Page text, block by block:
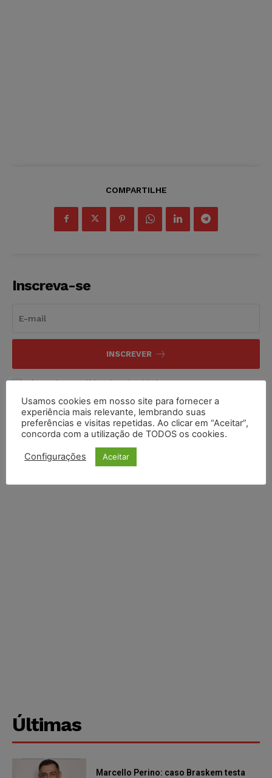
COMPARTILHE
Inscreva-se
INSCREVER
Li e aceito aPolítica de Privacidade.
Últimas
Marcello Perino: caso Braskem testa
Usamos cookies em nosso site para fornecer a
experiência mais relevante, lembrando suas
preferências e visitas repetidas. Ao clicar em “Aceitar”,
concorda com a utilização de TODOS os cookies.
Configurações Aceitar